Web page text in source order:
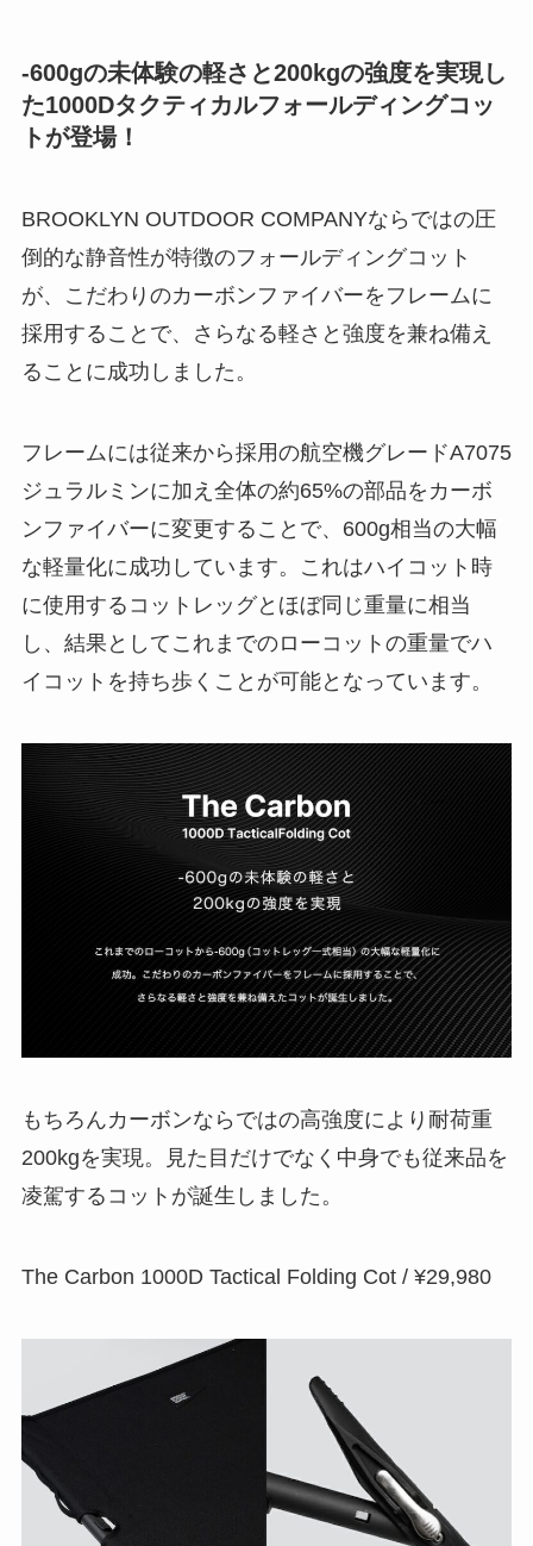
-600gの未体験の軽さと200kgの強度を実現し
た1000Dタクティカルフォールディングコッ
トが登場！
BROOKLYN OUTDOOR COMPANYならではの圧
倒的な静音性が特徴のフォールディングコット
が、こだわりのカーボンファイバーをフレームに
採用することで、さらなる軽さと強度を兼ね備え
ることに成功しました。
フレームには従来から採用の航空機グレードA7075
ジュラルミンに加え全体の約65%の部品をカーボ
ンファイバーに変更することで、600g相当の大幅
な軽量化に成功しています。これはハイコット時
に使用するコットレッグとほぼ同じ重量に相当
し、結果としてこれまでのローコットの重量でハ
イコットを持ち歩くことが可能となっています。
もちろんカーボンならではの高強度により耐荷重
200kgを実現。見た目だけでなく中身でも従来品を
凌駕するコットが誕生しました。
The Carbon 1000D Tactical Folding Cot / ¥29,980